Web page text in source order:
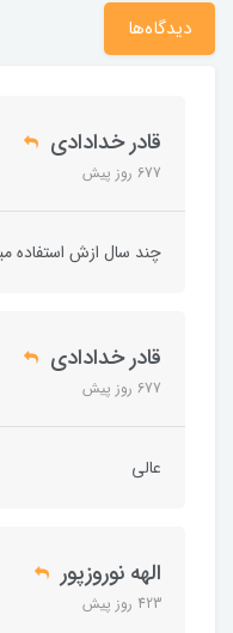
دیدگاه‌ها
قادر خدادادی
677 روز پیش
چند سال ازش استفاده
قادر خدادادی
677 روز پیش
عالی
الهه نوروزپور
423 روز پیش